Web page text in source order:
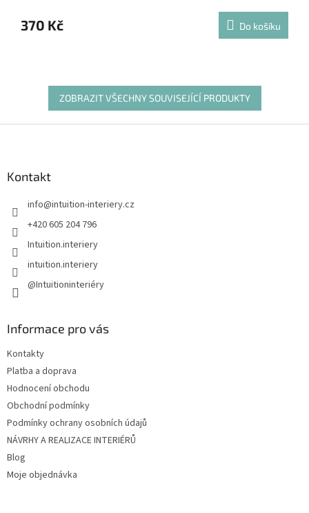
370 Kč Do košíku
ZOBRAZIT VŠECHNY SOUVISEJÍCÍ PRODUKTY
Kontakt
info@intuition-interiery.cz
+420 605 204 796
Intuition.interiery
intuition.interiery
@Intuitioninteriéry
Informace pro vás
Kontakty
Platba a doprava
Hodnocení obchodu
Obchodní podmínky
Podmínky ochrany osobních údajů
NÁVRHY A REALIZACE INTERIÉRŮ
Blog
Moje objednávka